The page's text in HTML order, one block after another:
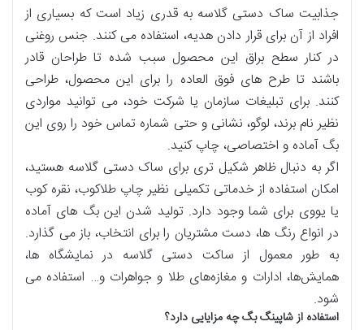
جذابیت ساک دستی گلاسه به قدری زیاد است که بسیاری از
افراد از آن برای قرار دادن هدیه، استفاده می کنند. جنس روغنی
در کنار سطح براق این محصول سبب شده تا طراحان قادر
باشند تا طرح های فوق العاده را برای این محصول، طراحی
کنند. برای تبلیغات سازمان یا شرکت خود، می توانید مواردی
نظیر نام برند، لوگو، نشانی و حتی شماره تماس خود را روی این
بگ آماده و اختصاصی، چاپ کنید.
اگر به دنبال ظاهر شکیل تری برای ساک دستی گلاسه هستید،
امکان استفاده از خدماتی تکمیلی نظیر چاپ طلاکوب، نقره کوب
یا یووی برای شما وجود دارد. تولید شدن این بگ های آماده
در انواع رنگ ها، دست مشتریان را برای انتخاب، باز می گذارد.
به طور معمول از ساکت دستی گلاسه در نمایشگاه ها،
همایش‌ها، ادارات و مغازه‌های طلا و جواهرات و… استفاده می
شود.
استفاده از شاپینگ بگ چه مزایایی دارد؟